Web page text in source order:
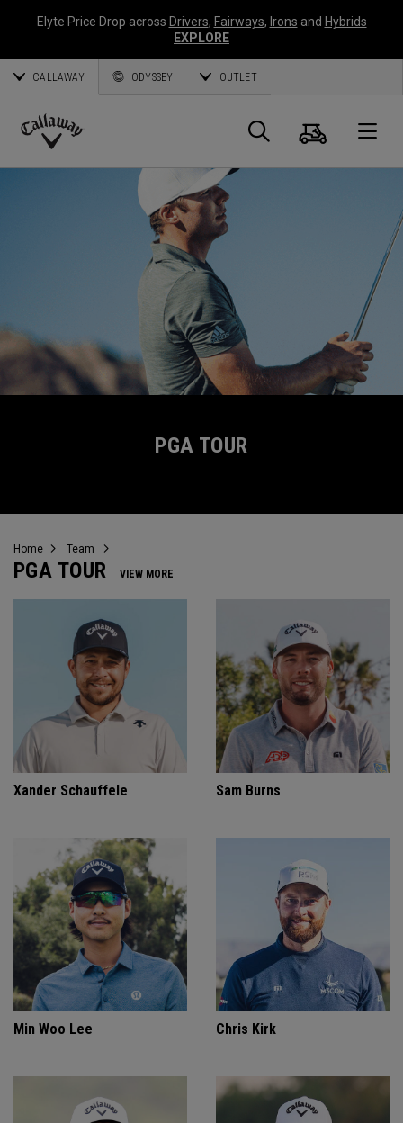
Elyte Price Drop across Drivers, Fairways, Irons and Hybrids
EXPLORE
CALLAWAY ODYSSEY OUTLET
Callaway
Panier
PGA TOUR
Home Team
PGA TOUR VIEW MORE
Xander Schauffele Sam Burns
Min Woo Lee Chris Kirk